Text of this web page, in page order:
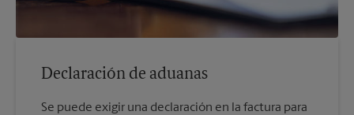
Declaración de aduanas
Se puede exigir una declaración en la factura para